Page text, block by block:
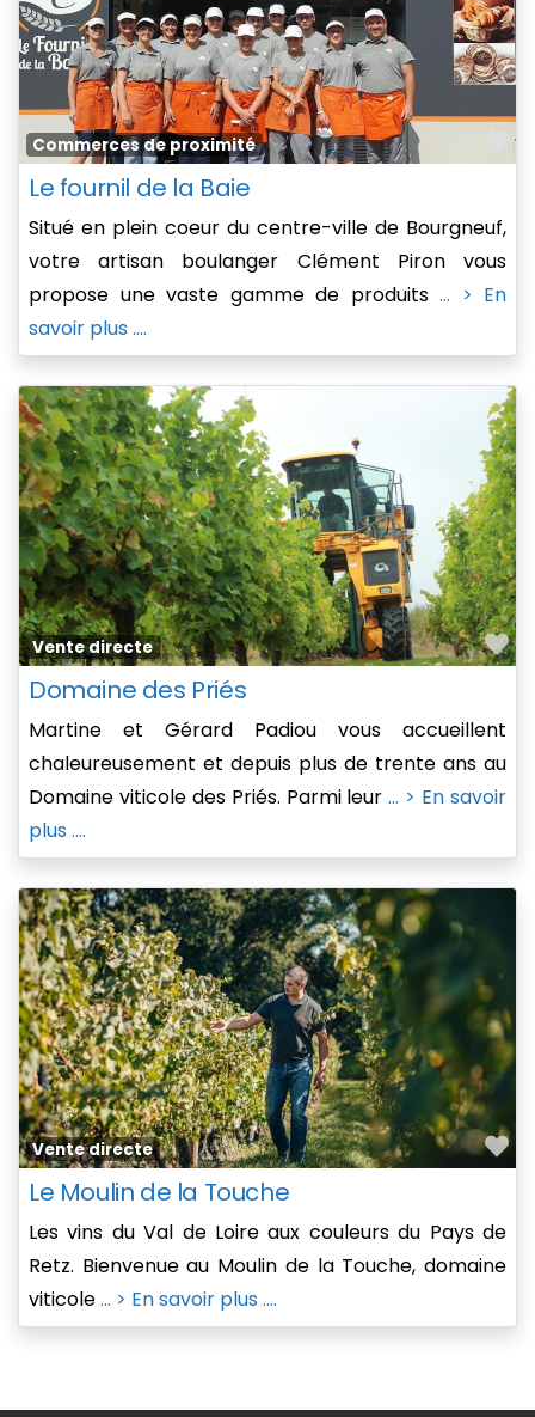
Commerces de proximité
Le fournil de la Baie
Situé en plein coeur du centre-ville de Bourgneuf,
votre artisan boulanger Clément Piron vous
propose une vaste gamme de produits ... > En
savoir plus ....
Vente directe
Domaine des Priés
Martine et Gérard Padiou vous accueillent
chaleureusement et depuis plus de trente ans au
Domaine viticole des Priés. Parmi leur... > En savoir
plus ....
Vente directe
Le Moulin de la Touche
Les vins du Val de Loire aux couleurs du Pays de
Retz. Bienvenue au Moulin de la Touche, domaine
viticole... > En savoir plus ....